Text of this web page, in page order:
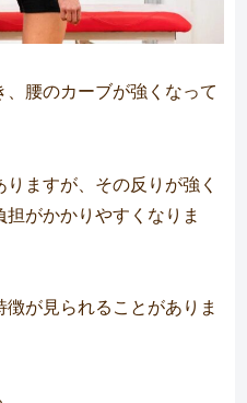
腰のカーブが強くなって
ますが、その反りが強く
がかかりやすくなりま
が見られることがありま